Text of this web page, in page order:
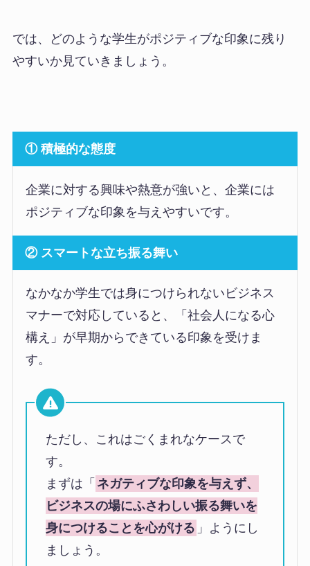
では、どのような学生がポジティブな印象に残り
やすいか見ていきましょう。
① 積極的な態度
企業に対する興味や熱意が強いと、企業には
ポジティブな印象を与えやすいです。
② スマートな立ち振る舞い
なかなか学生では身につけられないビジネス
マナーで対応していると、「社会人になる心
構え」が早期からできている印象を受けま
す。
ただし、これはごくまれなケースで
す。
まずは「 ネガティブな印象を与えず、
ビジネスの場にふさわしい振る舞いを
身につけることを心がける 」ようにし
ましょう。